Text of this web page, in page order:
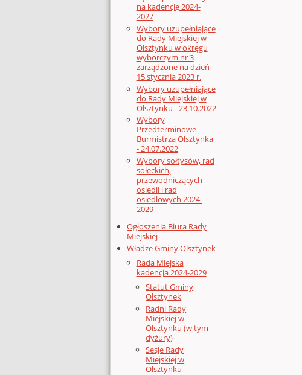
na kadencję 2024-
2027
Wybory uzupełniające
do Rady Miejskiej w
Olsztynku w okręgu
wyborczym nr 3
zarządzone na dzień
15 stycznia 2023 r.
Wybory uzupełniające
do Rady Miejskiej w
Olsztynku - 23.10.2022
Wybory
Przedterminowe
Burmistrza Olsztynka
- 24.07.2022
Wybory sołtysów, rad
sołeckich,
przewodniczących
osiedli i rad
osiedlowych 2024-
2029
Ogłoszenia Biura Rady
Miejskiej
Władze Gminy Olsztynek
Rada Miejska
kadencja 2024-2029
Statut Gminy
Olsztynek
Radni Rady
Miejskiej w
Olsztynku (w tym
dyżury)
Sesje Rady
Miejskiej w
Olsztynku